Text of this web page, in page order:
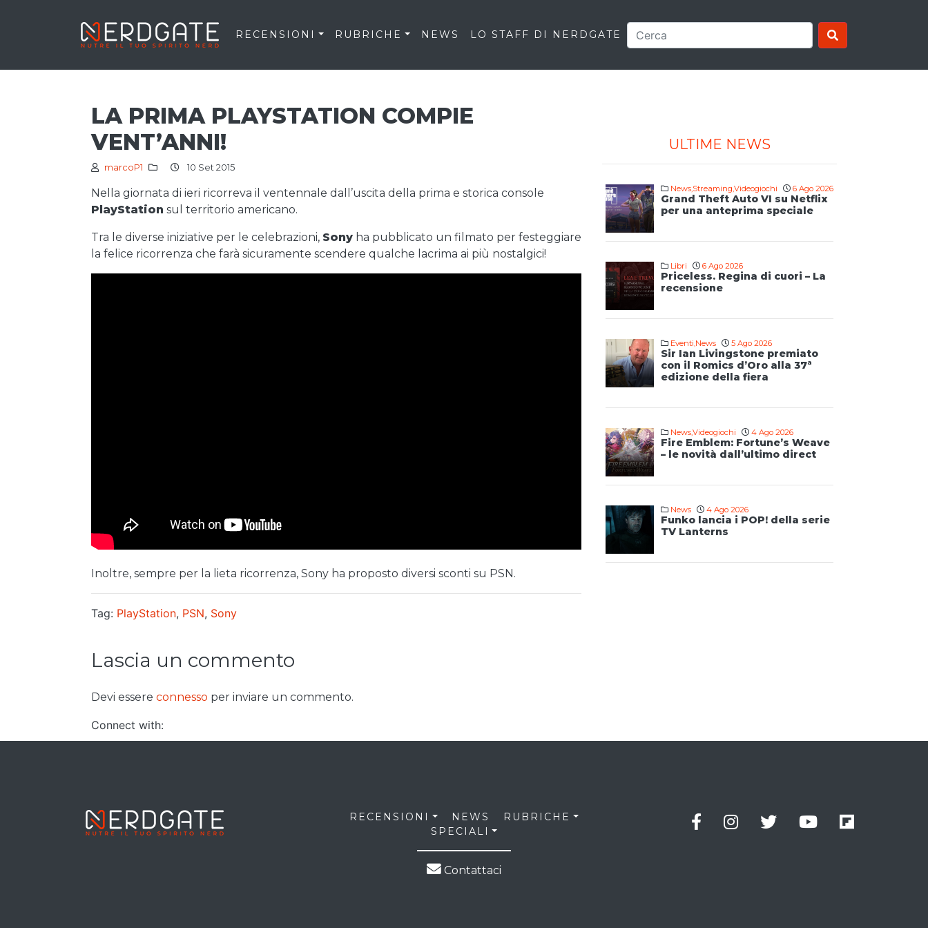
RECENSIONI RUBRICHE NEWS LO STAFF DI NERDGATE
LA PRIMA PLAYSTATION COMPIE
VENT’ANNI!
marcoP1 10 Set 2015
Nella giornata di ieri ricorreva il ventennale dall’uscita della prima e storica console
PlayStation sul territorio americano.
Tra le diverse iniziative per le celebrazioni, Sony ha pubblicato un filmato per festeggiare
la felice ricorrenza che farà sicuramente scendere qualche lacrima ai più nostalgici!
Inoltre, sempre per la lieta ricorrenza, Sony ha proposto diversi sconti su PSN.
Tag: PlayStation, PSN, Sony
Lascia un commento
Devi essere connesso per inviare un commento.
Connect with:
ULTIME NEWS
News,Streaming,Videogiochi 6 Ago 2026
Grand Theft Auto VI su Netflix
per una anteprima speciale
Libri 6 Ago 2026
Priceless. Regina di cuori – La
recensione
Eventi,News 5 Ago 2026
Sir Ian Livingstone premiato
con il Romics d’Oro alla 37ª
edizione della fiera
News,Videogiochi 4 Ago 2026
Fire Emblem: Fortune’s Weave
– le novità dall’ultimo direct
News 4 Ago 2026
Funko lancia i POP! della serie
TV Lanterns
RECENSIONI NEWS
RUBRICHE
SPECIALI
Contattaci